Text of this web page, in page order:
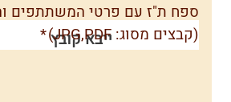
ספח ת"ז עם פרטי המשתתפים
(קבצים מסוג: JPG,PDF)ייבא קובץ